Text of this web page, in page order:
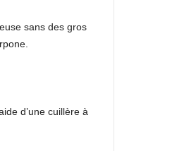
sans des gros
d’une cuillère à